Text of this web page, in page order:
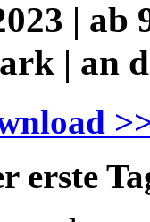
| ab
| an
erste